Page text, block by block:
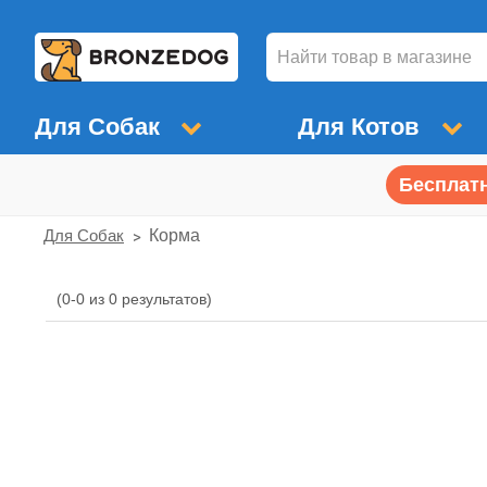
Для Собак Для Котов
Для Собак Корма
Корма
(0-0 из 0 результатов)